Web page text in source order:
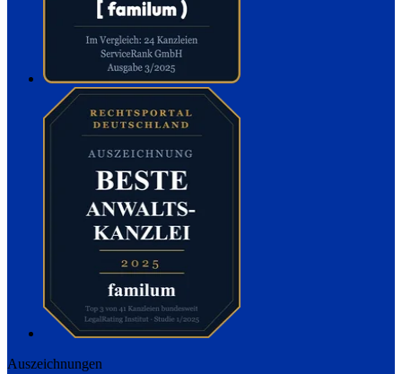
Auszeichnungen